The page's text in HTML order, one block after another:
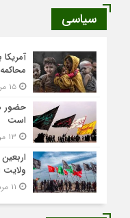
سیاسی
۱۵ مرداد ۱۴۰۵ - ۱۴:۳۸
حضور
است